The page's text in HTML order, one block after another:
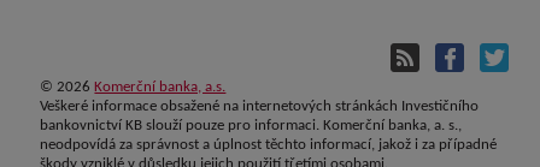
© 2026 Komerční banka, a.s.
Veškeré informace obsažené na internetových stránkách Investičního
bankovnictví KB slouží pouze pro informaci. Komerční banka, a. s.,
neodpovídá za správnost a úplnost těchto informací, jakož i za případné